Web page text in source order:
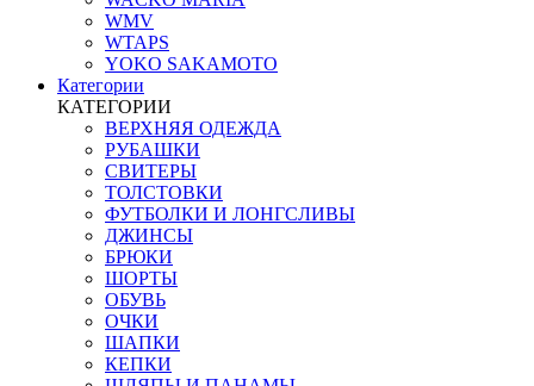
WMV
WTAPS
YOKO SAKAMOTO
Категории
КАТЕГОРИИ
ВЕРХНЯЯ ОДЕЖДА
РУБАШКИ
СВИТЕРЫ
ТОЛСТОВКИ
ФУТБОЛКИ И ЛОНГСЛИВЫ
ДЖИНСЫ
БРЮКИ
ШОРТЫ
ОБУВЬ
ОЧКИ
ШАПКИ
КЕПКИ